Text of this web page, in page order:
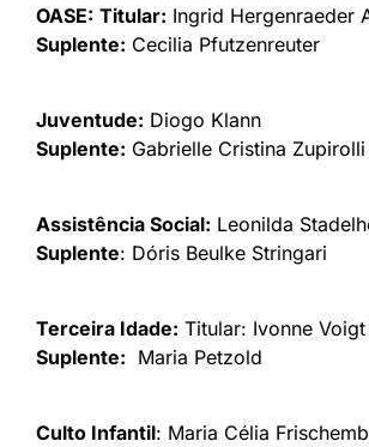
OASE: Titular: Ingrid Hergenraeder
Suplente: Cecilia Pfutzenreuter
Juventude: Diogo Klann
Suplente: Gabrielle Cristina
Assistência Social: Leonilda
Suplente: Dóris Beulke Stringari
Terceira Idade: Titular: Ivonne Voigt
Suplente: Maria Petzold
Culto Infantil: Maria Célia